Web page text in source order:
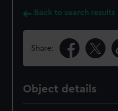
Back to search results
Share:
Object details